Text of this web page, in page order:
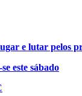
e lutar pelos
este sábado